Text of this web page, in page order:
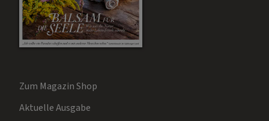
Zum Magazin Shop
Aktuelle Ausgabe